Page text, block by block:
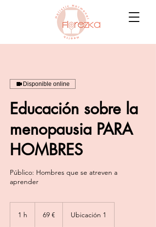
Disponible online
Educación sobre la
menopausia PARA
HOMBRES
Público: Hombres que se atreven a
aprender
1 h 69 € Ubicación 1